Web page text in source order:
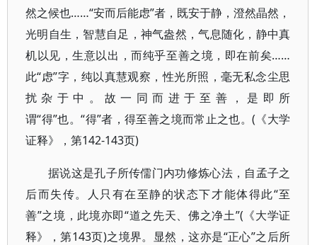
然之候也……“安而后能虑”者，既安于静，澄然晶然，
光明自生，智慧自足，神气盎然，气息随化，静中真
机以见，生意以出，而纯乎至善之境，即在前矣……
此“虑”字，纯以真慧观察，性光所照，毫无私念尘思
扰杂于中。故一同而进于至善，是即所
谓“得”也。“得”者，得至善之境而常止之也。(《大学
证释》，第142-143页)
据说这是孔子所传儒门内功修炼心法，自孟子之
后而失传。人只有在至静的状态下才能体得此“至
善”之境，此境亦即“道之先天、佛之净土”(《大学证
释》，第143页)之境界。显然，这亦是“正心”之后所